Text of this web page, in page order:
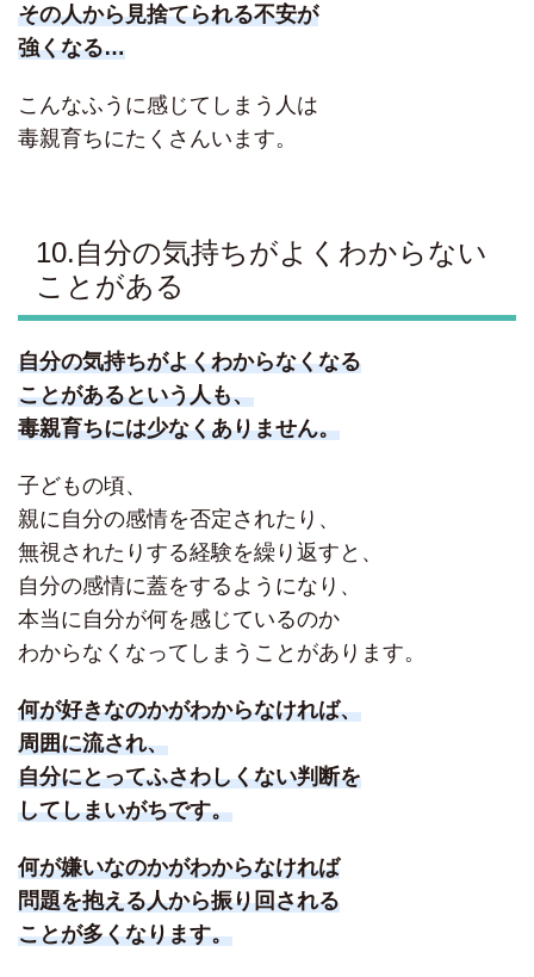
その人から見捨てられる不安が
強くなる…
こんなふうに感じてしまう人は
毒親育ちにたくさんいます。
10.自分の気持ちがよくわからない
ことがある
自分の気持ちがよくわからなくなる
ことがあるという人も、
毒親育ちには少なくありません。
子どもの頃、
親に自分の感情を否定されたり、
無視されたりする経験を繰り返すと、
自分の感情に蓋をするようになり、
本当に自分が何を感じているのか
わからなくなってしまうことがあります。
何が好きなのかがわからなければ、
周囲に流され、
自分にとってふさわしくない判断を
してしまいがちです。
何が嫌いなのかがわからなければ
問題を抱える人から振り回される
ことが多くなります。